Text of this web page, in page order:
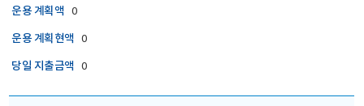
운용 계획액 0
운용 계획현액 0
당일 지출금액 0